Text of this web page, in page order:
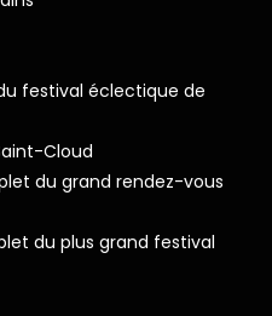
festival éclectique de
Cloud
du grand rendez-vous
du plus grand festival